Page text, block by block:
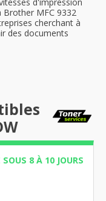
Brother MFC 9332
cherchant à
des documents
SOUS 8 À 10 JOURS